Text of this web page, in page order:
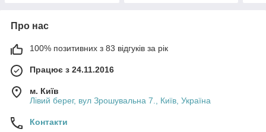
Про нас
100% позитивних з 83 відгуків за рік
Працює з 24.11.2016
м. Київ
Лівий берег, вул Зрошувальна 7., Київ, Україна
Контакти